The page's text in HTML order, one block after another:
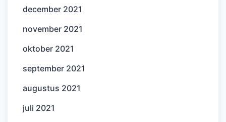
december 2021
november 2021
oktober 2021
september 2021
augustus 2021
juli 2021